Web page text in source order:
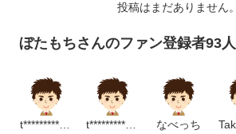
投稿はまだありません。
ぼたもちさんのファン登録者93人
t********************p t**********************************p なべっち